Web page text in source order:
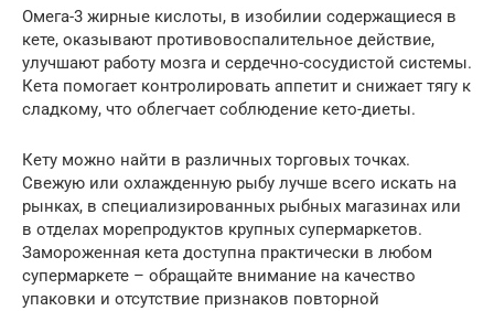
Омега-3 жирные кислоты, в изобилии содержащиеся в
кете, оказывают противовоспалительное действие,
улучшают работу мозга и сердечно-сосудистой системы.
Кета помогает контролировать аппетит и снижает тягу к
сладкому, что облегчает соблюдение кето-диеты.
Кету можно найти в различных торговых точках.
Свежую или охлажденную рыбу лучше всего искать на
рынках, в специализированных рыбных магазинах или
в отделах морепродуктов крупных супермаркетов.
Замороженная кета доступна практически в любом
супермаркете – обращайте внимание на качество
упаковки и отсутствие признаков повторной